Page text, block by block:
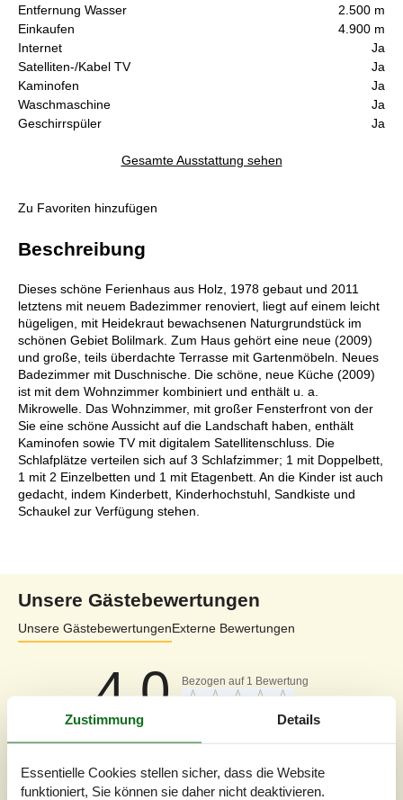
Entfernung Wasser
2.500 m
Einkaufen
4.900 m
Internet
Ja
Satelliten-/Kabel TV
Ja
Kaminofen
Ja
Waschmaschine
Ja
Geschirrspüler
Ja
Gesamte Ausstattung sehen
Zu Favoriten hinzufügen
Beschreibung
Dieses schöne Ferienhaus aus Holz, 1978 gebaut und 2011
letztens mit neuem Badezimmer renoviert, liegt auf einem leicht
hügeligen, mit Heidekraut bewachsenen Naturgrundstück im
schönen Gebiet Bolilmark. Zum Haus gehört eine neue (2009)
und große, teils überdachte Terrasse mit Gartenmöbeln. Neues
Badezimmer mit Duschnische. Die schöne, neue Küche (2009)
ist mit dem Wohnzimmer kombiniert und enthält u. a.
Mikrowelle. Das Wohnzimmer, mit großer Fensterfront von der
Sie eine schöne Aussicht auf die Landschaft haben, enthält
Kaminofen sowie TV mit digitalem Satellitenschluss. Die
Schlafplätze verteilen sich auf 3 Schlafzimmer; 1 mit Doppelbett,
1 mit 2 Einzelbetten und 1 mit Etagenbett. An die Kinder ist auch
gedacht, indem Kinderbett, Kinderhochstuhl, Sandkiste und
Schaukel zur Verfügung stehen.
Unsere Gästebewertungen
Unsere GästebewertungenExterne Bewertungen
4,0 Bezogen auf 1 Bewertung
5
4
3
Zustimmung Details
Essentielle Cookies stellen sicher, dass die Website
funktioniert, Sie können sie daher nicht deaktivieren.